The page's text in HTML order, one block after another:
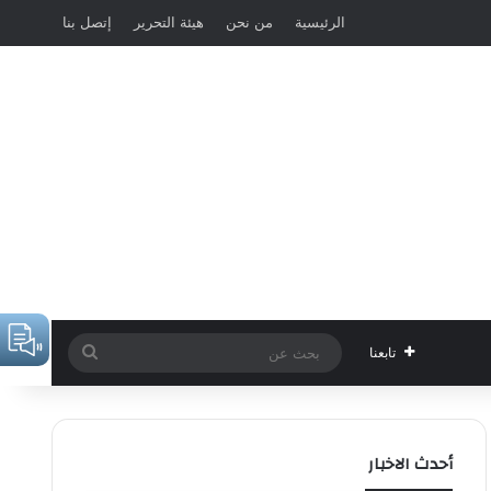
الرئيسية من نحن هيئة التحرير إتصل بنا
تابعنا
عن
أحدث الاخبار